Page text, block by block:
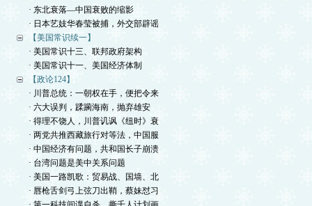
· 东北衰落—中国衰败的缩影
· 日本艺妓华春莹被捕，外交部辟谣
【美国常识续一】
· 美国常识十三、联邦政府架构
· 美国常识十一、美国经济体制
【政论124】
· 川普总统：一朝权在手，便把令来
· 六大误判，蹂躏海南，抛弃雄安
· 得理不饶人，川普讥讽《纽时》衰
· 两党共推西藏旅行对等法，中国服
· 中国经济有问题，共和国长子崩溃
· 台湾问题是美中关系问题
· 美国一路凯歌：贸易战、国墙、北
· 唇枪舌剑弓上弦刀出鞘，蔡妹怼习